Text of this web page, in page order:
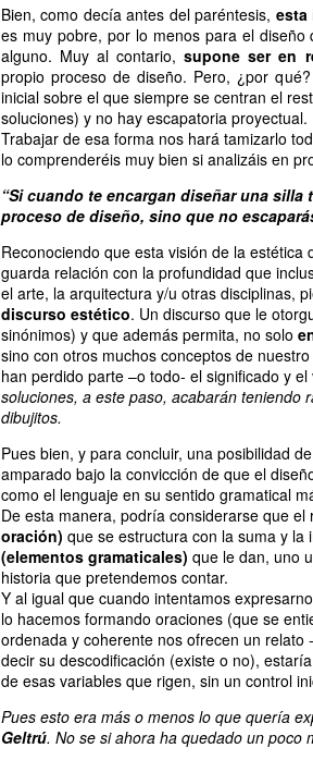
Bien, como decía antes del paréntesis, esta
es muy pobre, por lo menos para el
alguno. Muy al contario,supone ser en
propio proceso de diseño. Pero, ¿por
inicial sobre el que siempre se centran el
soluciones) y no hay escapatoria proyectual.
Trabajar de esa forma nos hará tamizarlo
lo comprenderéis muy bien si analizáis en
“Si cuando te encargan diseñar una
proceso de diseño, sino que no
Reconociendo que esta visión de la
guarda relación con la profundidad que
el arte, la arquitectura y/u otras disciplinas,
discurso estético. Un discurso que le
sinónimos) y que además permita, no solo
sino con otros muchos conceptos de
han perdido parte –o todo- el significado y
soluciones, a este paso, acabarán teniendo
dibujitos.
Pues bien, y para concluir, una posibilidad
amparado bajo la convicción de que el
como el lenguaje en su sentido gramatical
De esta manera, podría considerarse que
oración) que se estructura con la suma y
(elementos gramaticales) que le dan, uno
historia que pretendemos contar.
Y al igual que cuando intentamos
lo hacemos formando oraciones (que se
ordenada y coherente nos ofrecen un
decir su descodificación (existe o no),
de esas variables que rigen, sin un control
Pues esto era más o menos lo que quería
Geltrú. No se si ahora ha quedado un poco